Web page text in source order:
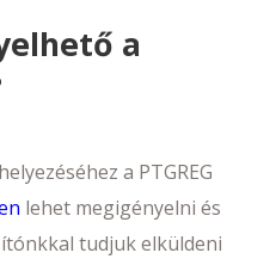
a
a PTGREG
lehet megigényelni és
tudjuk elküldeni